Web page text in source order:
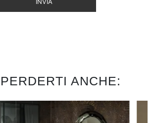
ANCHE: